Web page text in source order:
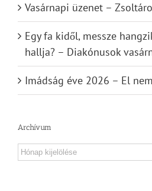
Vasárnapi üzenet –
Egy fa kidől, messze
hallja? – Diakónusok
Imádság éve 2026 – El
Archívum
Archívum